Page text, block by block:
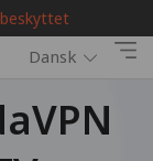
Dansk